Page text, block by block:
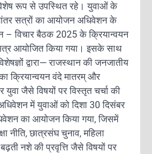
रूप से उपस्थित रहे। युवाओं के
सत्रों का आयोजन अधिवेशन के
– विचार बैठक 2025 के क्रियान्वयन
आयोजित किया गया। इसके साथ
द्वारा— राजस्थान की जनजातीय
का क्रियान्वयन वंदे मातरम् और
जैसे विषयों पर विस्तृत चर्चा की
में युवाओं को दिशा 30 दिसंबर
का आयोजन किया गया, जिसमें
नीति, छात्रसंघ चुनाव, महिला
नशे की प्रवृत्ति जैसे विषयों पर